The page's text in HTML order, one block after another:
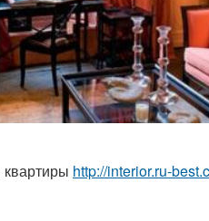
квартиры http://interior.ru-